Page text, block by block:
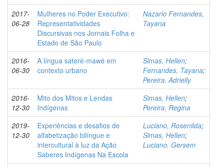
2017-
06-28
Mulheres no Poder Executivo:
Representatividades
Discursivas nos Jornais Folha e
Estado de São Paulo
Nazario Fernandes,
Tayana
2016-
06-30
A língua sateré-mawé em
contexto urbano
Simas, Hellen;
Fernandes, Tayana;
Pereira, Adrielly
2016-
12-30
Mito dos Mitos e Lendas
Indígenas
Simas, Hellen;
Pereira, Regina
2019-
12-30
Experiências e desafios de
alfabetização bilíngue e
intercultural à luz da Ação
Saberes Indígenas Na Escola
Luciano, Rosenilda;
Simas, Hellen;
Luciano, Gersem